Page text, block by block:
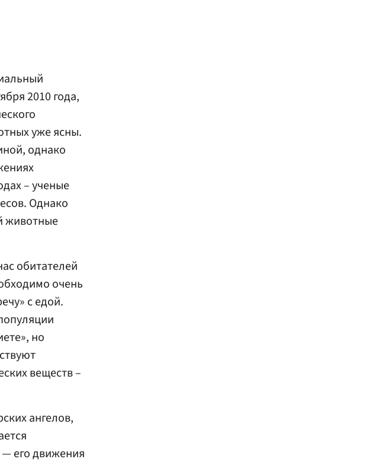
2010 года,
уже ясны.
однако
– ученые
Однако
животные
обитателей
очень
с едой.
но
веществ –
ангелов,
его движения